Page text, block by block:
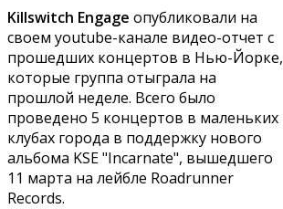
Killswitch Engage опубликовали на
своем youtube-канале видео-отчет с
прошедших концертов в Нью-Йорке,
которые группа отыграла на
прошлой неделе. Всего было
проведено 5 концертов в маленьких
клубах города в поддержку нового
альбома KSE "Incarnate", вышедшего
11 марта на лейбле Roadrunner
Records.